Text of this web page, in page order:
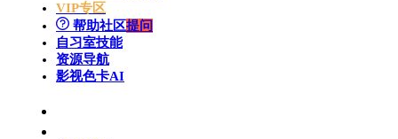
VIP专区
帮助社区提问
自习室技能
资源导航
影视色卡AI